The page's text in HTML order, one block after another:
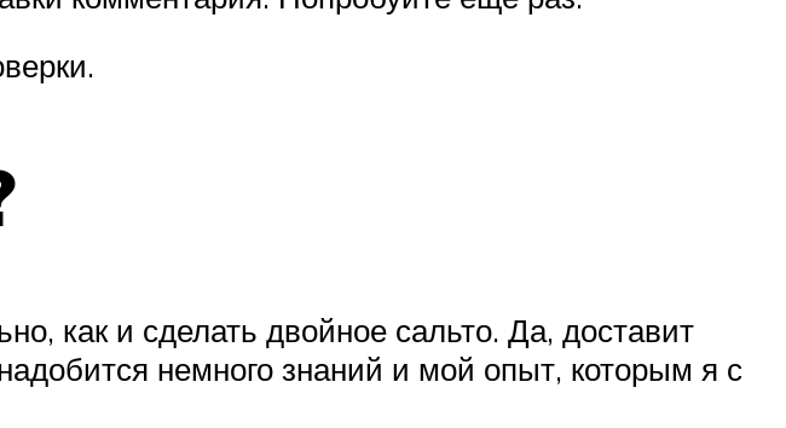
как и сделать двойное сальто. Да, доставит
немного знаний и мой опыт, которым я с